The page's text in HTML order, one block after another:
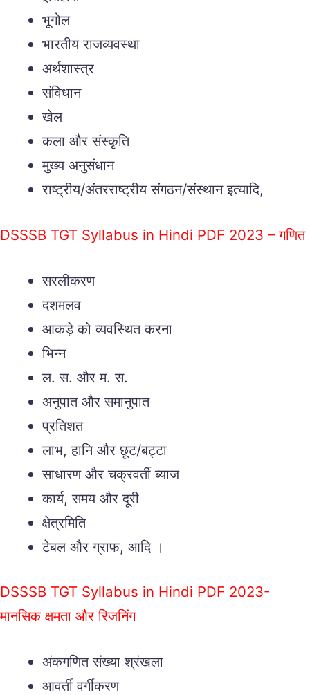
भूगोल
भारतीय राजव्यवस्था
अर्थशास्त्र
संविधान
खेल
कला और संस्कृति
मुख्य अनुसंधान
राष्ट्रीय/अंतरराष्ट्रीय संगठन/संस्थान इत्यादि,
DSSSB TGT Syllabus in Hindi PDF 2023 – गणित
सरलीकरण
दशमलव
आकड़े को व्यवस्थित करना
भिन्न
ल. स. और म. स.
अनुपात और समानुपात
प्रतिशत
लाभ, हानि और छूट/बट्टा
साधारण और चक्रवर्ती ब्याज
कार्य, समय और दूरी
क्षेत्रमिति
टेबल और ग्राफ, आदि ।
DSSSB TGT Syllabus in Hindi PDF 2023-
मानसिक क्षमता और रिजनिंग
अंकगणित संख्या श्रंखला
आवर्ती वर्गीकरण